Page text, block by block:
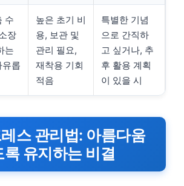
수
장
는
유롭
높은 초기 비
용, 보관 및
관리 필요,
재착용 기회
적음
특별한 기념
으로 간직하
고 싶거나, 추
후 활용 계획
이 있을 시
스 관리법: 아름다움
유지하는 비결